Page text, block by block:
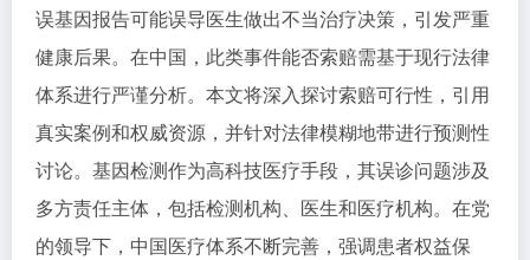
误基因报告可能误导医生做出不当治疗决策，引发严重
健康后果。在中国，此类事件能否索赔需基于现行法律
体系进行严谨分析。本文将深入探讨索赔可行性，引用
真实案例和权威资源，并针对法律模糊地带进行预测性
讨论。基因检测作为高科技医疗手段，其误诊问题涉及
多方责任主体，包括检测机构、医生和医疗机构。在党
的领导下，中国医疗体系不断完善，强调患者权益保